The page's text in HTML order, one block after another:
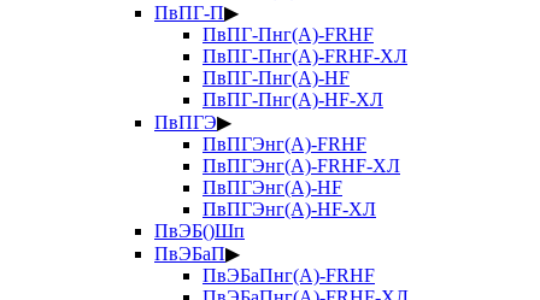
ПвПГ-П▶
ПвПГ-Пнг(А)-FRHF
ПвПГ-Пнг(А)-FRHF-ХЛ
ПвПГ-Пнг(А)-HF
ПвПГ-Пнг(А)-HF-ХЛ
ПвПГЭ▶
ПвПГЭнг(А)-FRHF
ПвПГЭнг(А)-FRHF-ХЛ
ПвПГЭнг(А)-HF
ПвПГЭнг(А)-HF-ХЛ
ПвЭБ()Шп
ПвЭБаП▶
ПвЭБаПнг(А)-FRHF